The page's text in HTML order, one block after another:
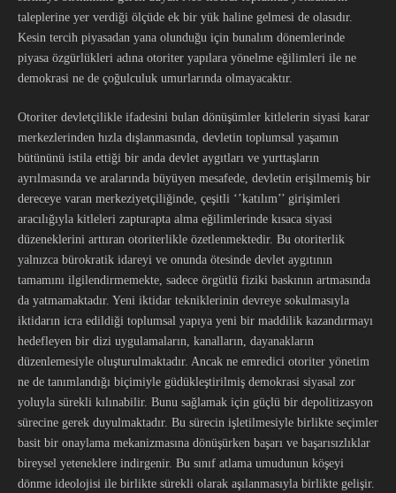
taleplerine yer verdiği ölçüde ek bir yük haline gelmesi de olasıdır.
Kesin tercih piyasadan yana olunduğu için bunalım dönemlerinde
piyasa özgürlükleri adına otoriter yapılara yönelme eğilimleri ile ne
demokrasi ne de çoğulculuk umurlarında olmayacaktır.
Otoriter devletçilikle ifadesini bulan dönüşümler kitlelerin siyasi karar
merkezlerinden hızla dışlanmasında, devletin toplumsal yaşamın
bütününü istila ettiği bir anda devlet aygıtları ve yurttaşların
ayrılmasında ve aralarında büyüyen mesafede, devletin erişilmemiş bir
dereceye varan merkeziyetçiliğinde, çeşitli ‘’katılım’’ girişimleri
aracılığıyla kitleleri zapturapta alma eğilimlerinde kısaca siyasi
düzeneklerini arttıran otoriterlikle özetlenmektedir. Bu otoriterlik
yalnızca bürokratik idareyi ve onunda ötesinde devlet aygıtının
tamamını ilgilendirmemekte, sadece örgütlü fiziki baskının artmasında
da yatmamaktadır. Yeni iktidar tekniklerinin devreye sokulmasıyla
iktidarın icra edildiği toplumsal yapıya yeni bir maddilik kazandırmayı
hedefleyen bir dizi uygulamaların, kanalların, dayanakların
düzenlemesiyle oluşturulmaktadır. Ancak ne emredici otoriter yönetim
ne de tanımlandığı biçimiyle güdükleştirilmiş demokrasi siyasal zor
yoluyla sürekli kılınabilir. Bunu sağlamak için güçlü bir depolitizasyon
sürecine gerek duyulmaktadır. Bu sürecin işletilmesiyle birlikte seçimler
basit bir onaylama mekanizmasına dönüşürken başarı ve başarısızlıklar
bireysel yeteneklere indirgenir. Bu sınıf atlama umudunun köşeyi
dönme ideolojisi ile birlikte sürekli olarak aşılanmasıyla birlikte gelişir.